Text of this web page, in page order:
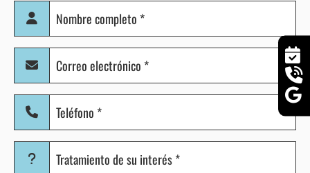
Nombre
completo
(Obligatorio)
Correo
electrónico
(Obligatorio)
Teléfono
(Obligatorio)
Tratamiento